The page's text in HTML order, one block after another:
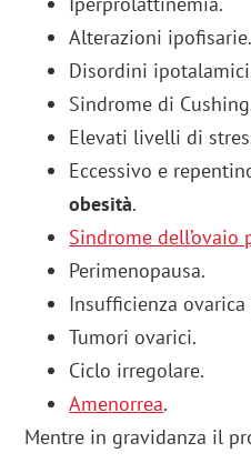
Alterazioni ipofisarie.
Disordini
Sindrome di
Elevati livelli di
Eccessivo e
obesità.
Sindrome dell’ovaio
Perimenopausa.
Insufficienza ovarica
Tumori ovarici.
Ciclo irregolare.
Amenorrea.
Mentre in gravidanza il